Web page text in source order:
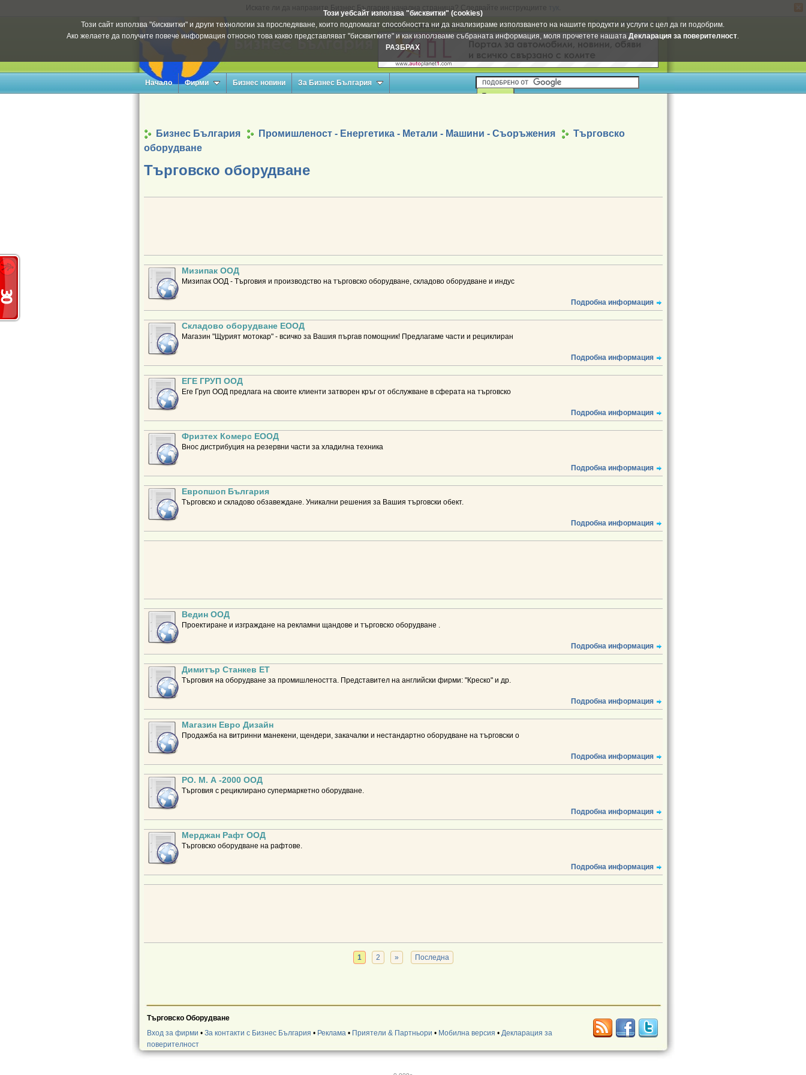
Искате ли да направите Бизнес България начална страница? Следвайте инструкциите
Този уебсайт използва "бисквитки" (cookies)
Този сайт използва "бисквитки" и други технологии за проследяване, които подпомагат способността ни да анализираме използването на нашите продукти и услуги с цел да ги подобрим.
Ако желаете да получите повече информация относно това какво представляват "бисквитките" и как използваме събраната информация, моля прочетете нашатаДекларация за поверителност.
РАЗБРАХ
Select Language ▼
Вашата реклама тук
Начало Фирми Бизнес новини За Бизнес България
Бизнес България Промишленост - Енергетика - Метали - Машини - Съоръжения
Търговско
оборудване
Търговско оборудване
Мизипак ООД
Мизипак ООД - Търговия и производство на търговско оборудване, складово оборудване и индус
Подробна информация
Складово оборудване ЕООД
Магазин "Щурият мотокар" - всичко за Вашия пъргав помощник! Предлагаме части и рециклиран
Подробна информация
ЕГЕ ГРУП ООД
Еге Груп ООД предлага на своите клиенти затворен кръг от обслужване в сферата на търговско
Подробна информация
Фризтех Комерс ЕООД
Внос дистрибуция на резервни части за хладилна техника
Подробна информация
Европшоп България
Търговско и складово обзавеждане. Уникални решения за Вашия търговски обект.
Подробна информация
Ведин ООД
Проектиране и изграждане на рекламни щандове и търговско оборудване .
Подробна информация
Димитър Станкев ЕТ
Търговия на оборудване за промишлеността. Представител на английски фирми: "Креско" и др.
Подробна информация
Магазин Евро Дизайн
Продажба на витринни манекени, щендери, закачалки и нестандартно оборудване на търговски о
Подробна информация
РО. М. А -2000 ООД
Търговия с рециклирано супермаркетно оборудване.
Подробна информация
Мерджан Рафт ООД
Търговско оборудване на рафтове.
Подробна информация
1 2 » Последна
Търговско Оборудване
Вход за фирми • За контакти с Бизнес България • Реклама• Приятели & Партньори • Мобилна версия • Декларация за
поверителност